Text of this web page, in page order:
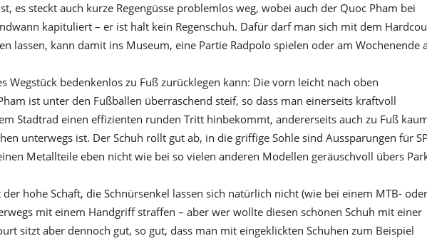
es steckt auch kurze Regengüsse problemlos weg, wobei auch der Quoc Pham bei
kapituliert – er ist halt kein Regenschuh. Dafür darf man sich mit dem
lassen, kann damit ins Museum, eine Partie Radpolo spielen oder am Wochenende
Wegstück bedenkenlos zu Fuß zurücklegen kann: Die vorn leicht nach oben
ist unter den Fußballen überraschend steif, so dass man einerseits kraftvoll
Stadtrad einen effizienten runden Tritt hinbekommt, andererseits auch zu Fuß
unterwegs ist. Der Schuh rollt gut ab, in die griffige Sohle sind Aussparungen für
Metallteile eben nicht wie bei so vielen anderen Modellen geräuschvoll übers
hohe Schaft, die Schnürsenkel lassen sich natürlich nicht (wie bei einem MTB- oder
mit einem Handgriff straffen – aber wer wollte diesen schönen Schuh mit einer
sitzt aber dennoch gut, so gut, dass man mit eingeklickten Schuhen zum Beispiel